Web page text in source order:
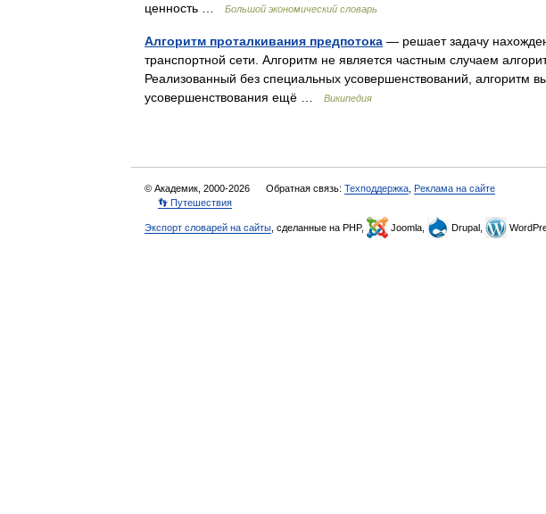
ценность …
Большой экономический словарь
Алгоритм проталкивания предпотока — решает задачу
транспортной сети. Алгоритм не является частным случаем
Реализованный без специальных усовершенствований, алгоритм
усовершенствования ещё …
Википедия
© Академик, 2000-2026 Обратная связь: Техподдержка Реклама на сайте
👣 Путешествия
Экспорт словарей на сайты , сделанные на PHP, Joomla, Drupal,